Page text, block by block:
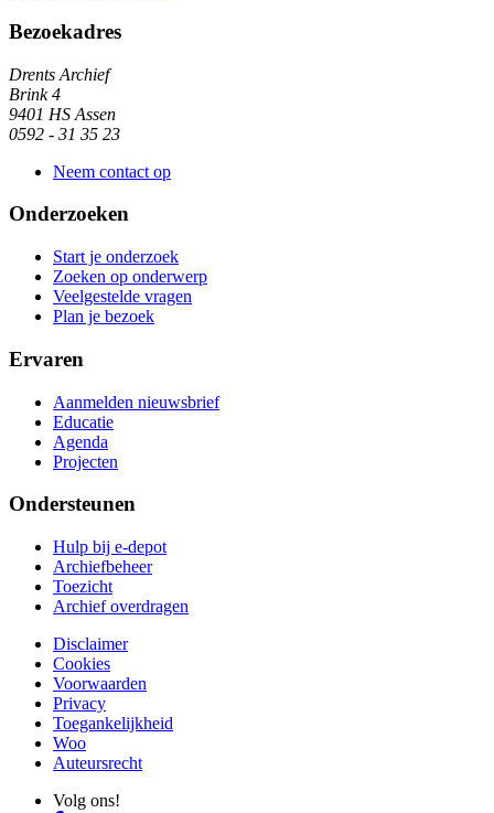
Algemene informatie
Bezoekadres
Drents Archief
Brink 4
9401 HS Assen
0592 - 31 35 23
Neem contact op
Onderzoeken
Start je onderzoek
Zoeken op onderwerp
Veelgestelde vragen
Plan je bezoek
Ervaren
Aanmelden nieuwsbrief
Educatie
Agenda
Projecten
Ondersteunen
Hulp bij e-depot
Archiefbeheer
Toezicht
Archief overdragen
Disclaimer
Cookies
Voorwaarden
Privacy
Toegankelijkheid
Woo
Auteursrecht
Volg ons!